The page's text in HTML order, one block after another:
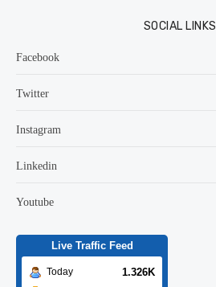
SOCIAL LINKS
Facebook
Twitter
Instagram
Linkedin
Youtube
Live Traffic Feed
Today 1.326K